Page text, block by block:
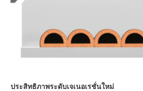
ประสิทธิภาพระดับเจเนอเรชั่นใหม่